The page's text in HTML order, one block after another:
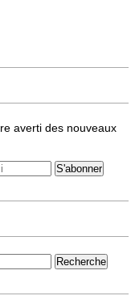
averti des nouveaux